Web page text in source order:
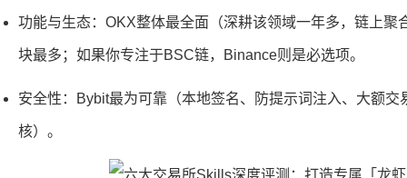
功能与生态：OKX整体最全面（深耕该领域一年多，链上聚
块最多；如果你专注于BSC链，Binance则是必选项。
安全性：Bybit最为可靠（本地签名、防提示词注入、大额交
核）。